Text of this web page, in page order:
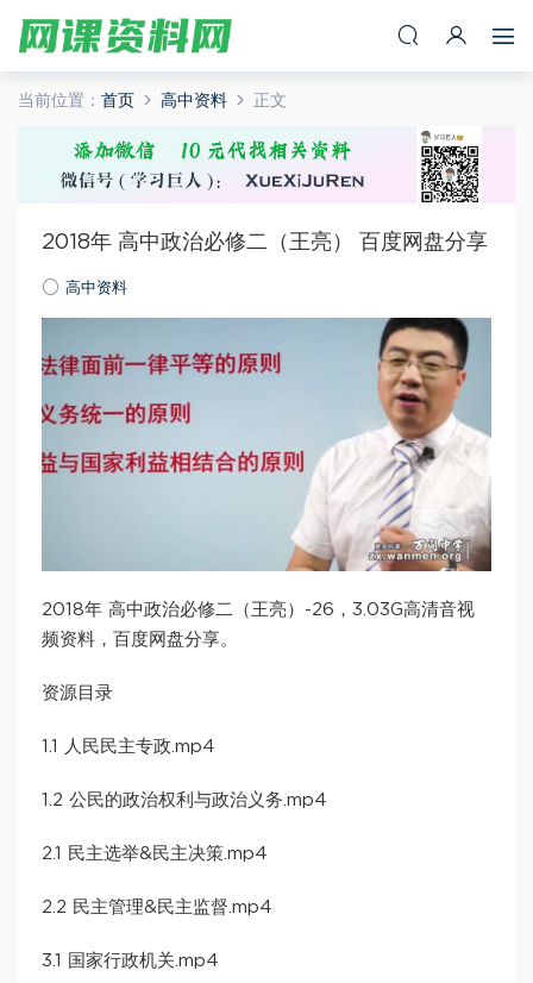
当前位置： 首页 高中资料 正文
2018年 高中政治必修二（王亮） 百度网盘分享
高中资料
2018年 高中政治必修二（王亮）-26，3.03G高清音视
频资料，百度网盘分享。
资源目录
1.1 人民民主专政.mp4
1.2 公民的政治权利与政治义务.mp4
2.1 民主选举&民主决策.mp4
2.2 民主管理&民主监督.mp4
3.1 国家行政机关.mp4